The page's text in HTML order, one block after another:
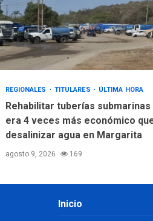
REGIONALES TITULARES ÚLTIMA HORA
Rehabilitar tuberías submarinas
era 4 veces más económico
desalinizar agua en Margarita
agosto 9, 2026 169
Inicio